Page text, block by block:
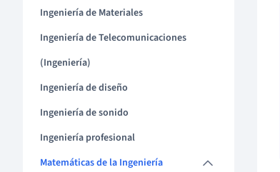
Ingeniería de Materiales
Ingeniería de Telecomunicaciones
(Ingeniería)
Ingeniería de diseño
Ingeniería de sonido
Ingeniería profesional
Matemáticas de la Ingeniería